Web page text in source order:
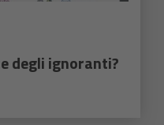
degli ignoranti?